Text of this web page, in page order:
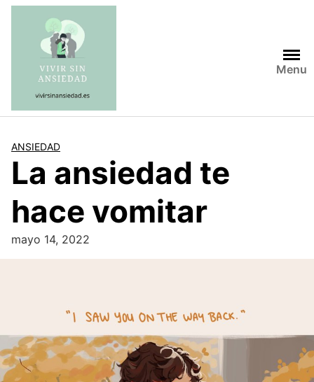
Saltar
contenido
Menu
ANSIEDAD
La ansiedad te
hace vomitar
mayo 14, 2022